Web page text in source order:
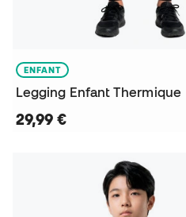
ENFANT
Legging Enfant Thermique
29,99 €